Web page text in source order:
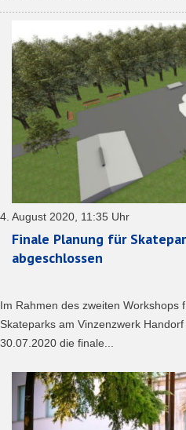
4. August 2020, 11:35 Uhr
Finale Planung für
abgeschlossen
Im Rahmen des zweiten Workshops
Skateparks am Vinzenzwerk
30.07.2020 die finale...